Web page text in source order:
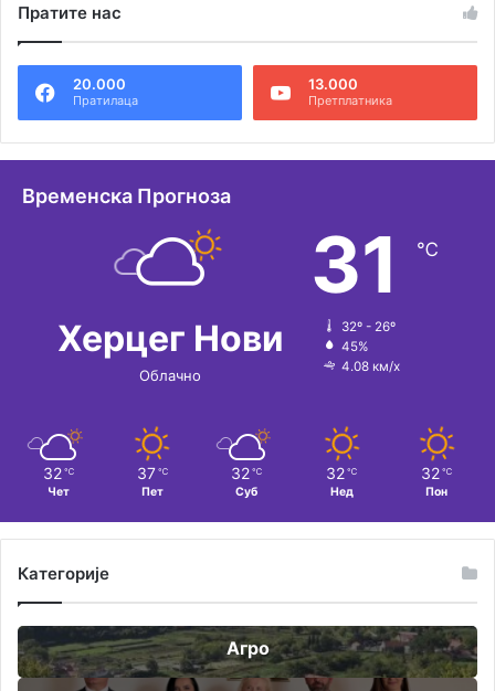
т
н
т
Пратите нас
20.000
Пратилаца
13.000
Претплатника
Временска Прогноза
Херцег Нови
Облачно
31 ℃
32º - 26º
45%
4.08 км/х
32 ℃
Чет
37 ℃
Пет
32 ℃
Суб
32 ℃
Нед
32 ℃
Пон
Категорије
Агро